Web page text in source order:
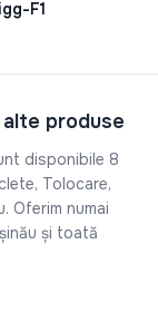
F1
produse
disponibile 8
Tolocare,
Oferim numai
și toată